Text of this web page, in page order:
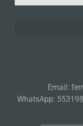
Email:
WhatsApp: